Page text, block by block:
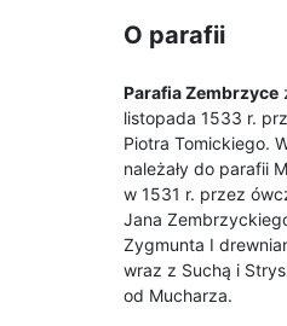
O parafii
Parafia Zembrzyce
listopada 1533 r.
Piotra Tomickiego.
należały do parafii
w 1531 r. przez
Jana
Zygmunta I
wraz z Suchą i
od Mucharza.